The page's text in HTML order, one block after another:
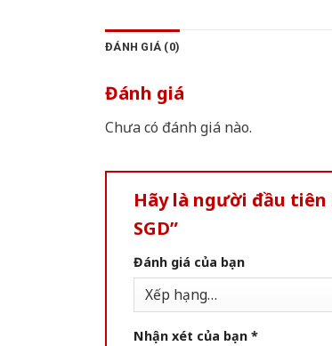
ĐÁNH GIÁ (0)
Đánh giá
Chưa có đánh giá nào.
Hãy là người đầu tiên
SGD”
Đánh giá của bạn
Nhận xét của bạn *